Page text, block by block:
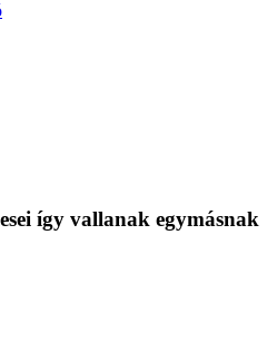
így vallanak egymásnak